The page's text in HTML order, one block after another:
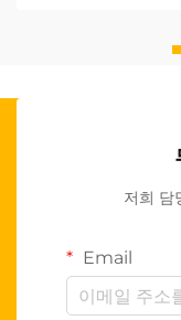
저희 담
Email